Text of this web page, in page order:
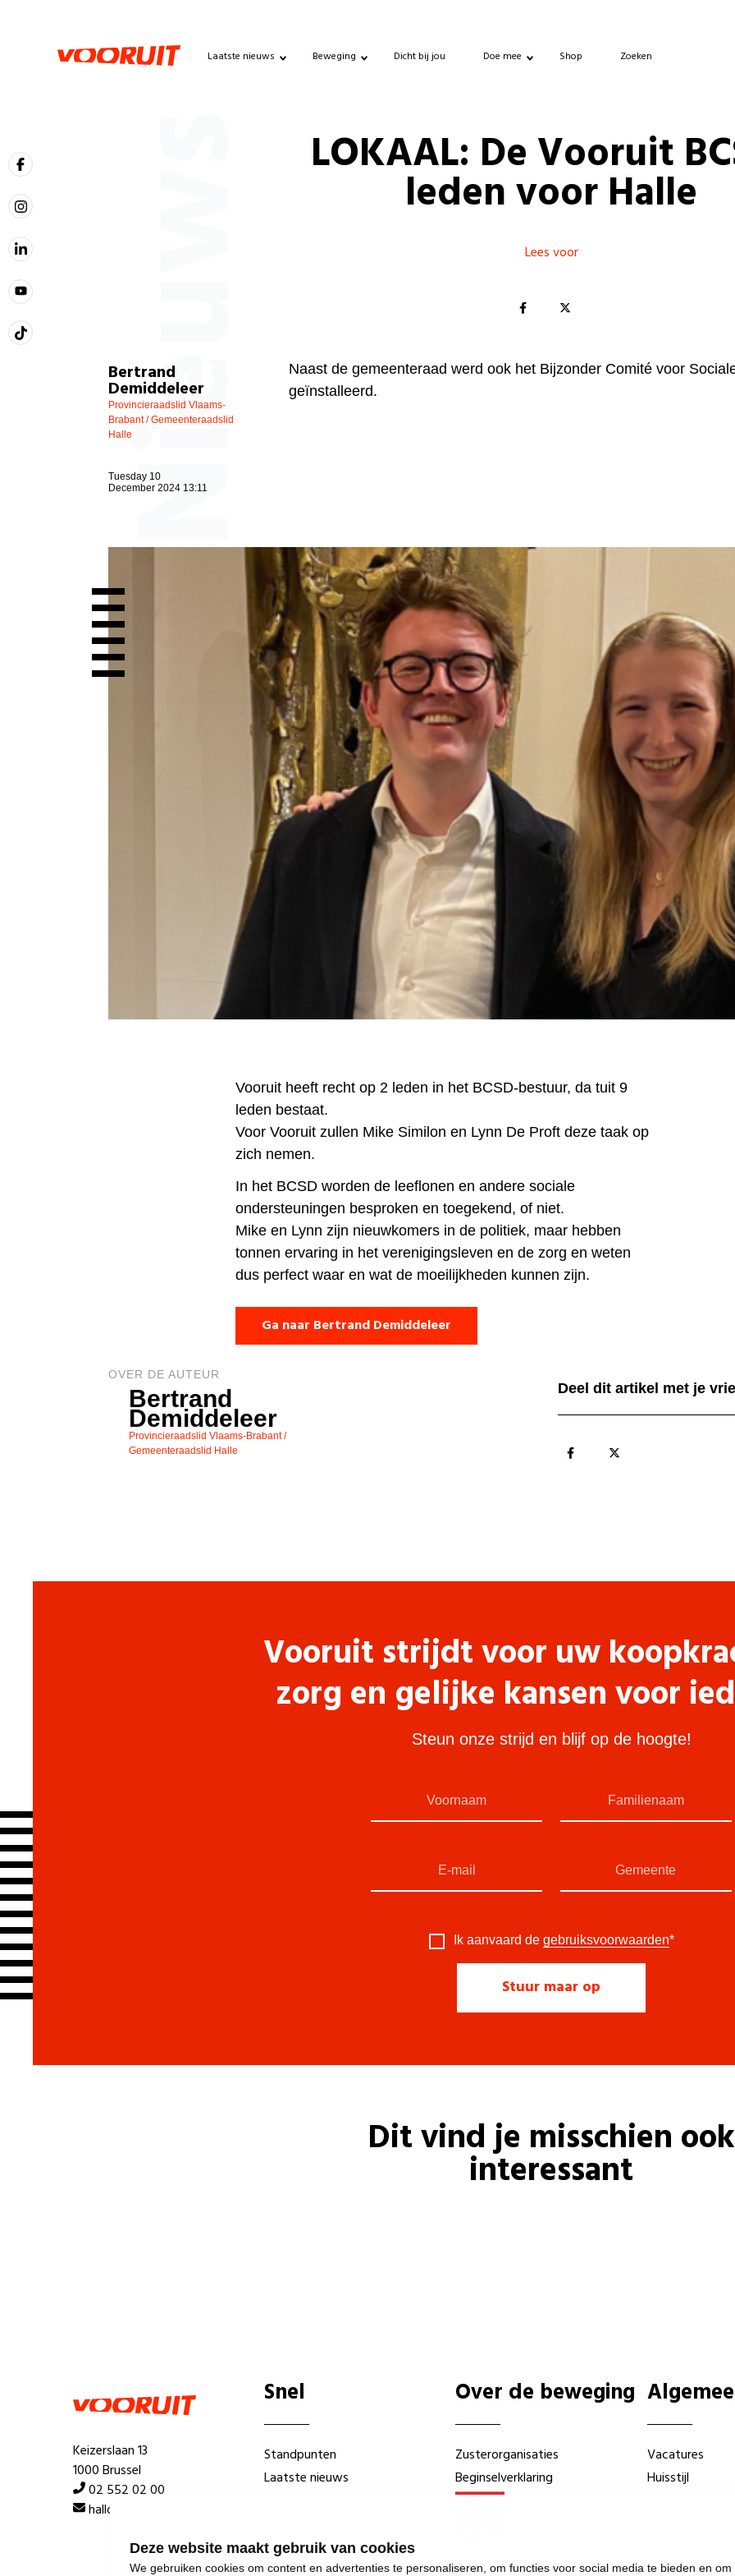
Deze website maakt gebruik van cookies
We gebruiken cookies om content en advertenties te personaliseren, om functies voor social media te bieden en om
Laatste nieuws Beweging Dicht bij jou Doe mee Shop Zoeken
Nieuws LOKAAL: De Vooruit
leden voor Halle
Lees voor
Bertrand
Demiddeleer
Provincieraadslid Vlaams-
Brabant / Gemeenteraadslid
Halle
Tuesday 10
December 2024 13:11
Naast de gemeenteraad werd ook het Bijzonder Comité voor
geïnstalleerd.
Vooruit heeft recht op 2 leden in het BCSD-bestuur, da tuit 9
leden bestaat.
Voor Vooruit zullen Mike Similon en Lynn De Proft deze taak op
zich nemen.
In het BCSD worden de leeflonen en andere sociale
ondersteuningen besproken en toegekend, of niet.
Mike en Lynn zijn nieuwkomers in de politiek, maar hebben
tonnen ervaring in het verenigingsleven en de zorg en weten
dus perfect waar en wat de moeilijkheden kunnen zijn.
Ga naar Bertrand Demiddeleer
OVER DE AUTEUR
Bertrand
Demiddeleer
Provincieraadslid Vlaams-Brabant /
Gemeenteraadslid Halle
Deel dit artikel met je
Vooruit strijdt voor uw
zorg en gelijke kansen voor
Steun onze strijd en blijf op de hoogte!
Ik aanvaard de gebruiksvoorwaarden*
Dit vind je misschien ook
interessant
Keizerslaan 13
1000 Brussel
02 552 02 00
hallo@vooruit.org
Snel
Standpunten
Laatste nieuws
Over de beweging
Zusterorganisaties
Beginselverklaring
Vacatures
Huisstijl